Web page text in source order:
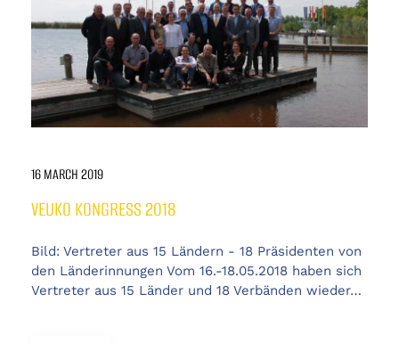
16 MARCH 2019
VEUKO KONGRESS 2018
Bild: Vertreter aus 15 Ländern - 18 Präsidenten von
den Länderinnungen Vom 16.-18.05.2018 haben sich
Vertreter aus 15 Länder und 18 Verbänden wieder…